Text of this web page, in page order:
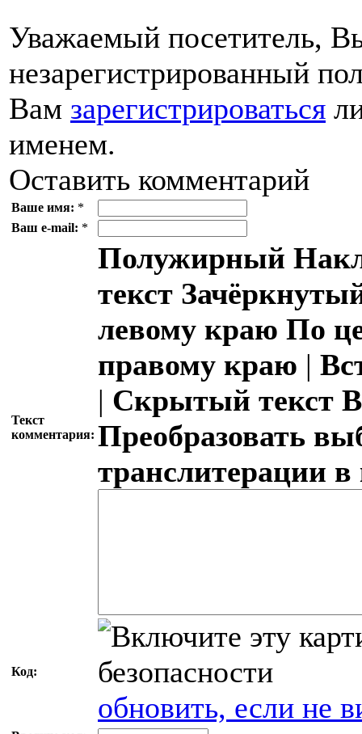
Уважаемый посетитель,
незарегистрированный
Вам зарегистрироваться
именем.
Оставить комментарий
Ваше имя: *
Ваш e-mail: *
Текст
комментария:
Полужирный
текст
левому краю По
правому краю |
| Скрытый текст
Преобразовать
транслитерации
Код:
обновить, если не